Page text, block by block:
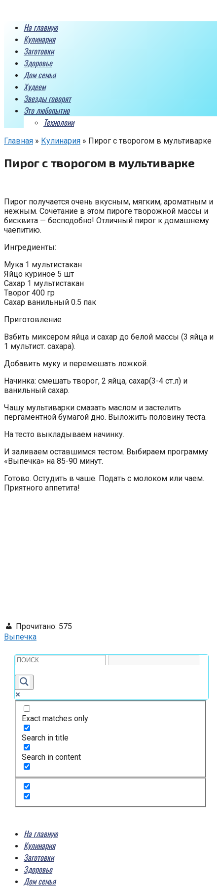
контентуНа главную
Кулинария
Заготовки
Здоровье
Дом семья
Худеем
Звезды говорят
Это любопытно
Технолоии
Главная » Кулинария » Пирог с творогом в мультиварке
Пирог с творогом в мультиварке
Пирог получается очень вкусным, мягким, ароматным и
нежным. Сочетание в этом пироге творожной массы и
бисквита — бесподобно! Отличный пирог к домашнему
чаепитию.
Ингредиенты:
Мука 1 мультистакан
Яйцо куриное 5 шт
Сахар 1 мультистакан
Творог 400 гр
Сахар ванильный 0.5 пак
Приготовление
Взбить миксером яйца и сахар до белой массы (3 яйца и
1 мультист. сахара).
Добавить муку и перемешать ложкой.
Начинка: смешать творог, 2 яйца, сахар(3-4 ст.л) и
ванильный сахар.
Чашу мультиварки смазать маслом и застелить
пергаментной бумагой дно. Выложить половину теста.
На тесто выкладываем начинку.
И заливаем оставшимся тестом. Выбираем программу
«Выпечка» на 85-90 минут.
Готово. Остудить в чаше. Подать с молоком или чаем.
Приятного аппетита!
Прочитано: 575
Выпечка
Exact matches only
Search in title
Search in content
На главную
Кулинария
Заготовки
Здоровье
Дом семья